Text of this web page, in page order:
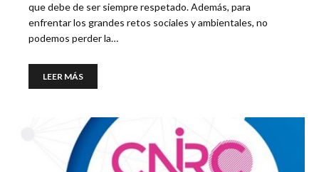
que debe de ser siempre respetado. Además, para
enfrentar los grandes retos sociales y ambientales, no
podemos perder la…
LEER MÁS